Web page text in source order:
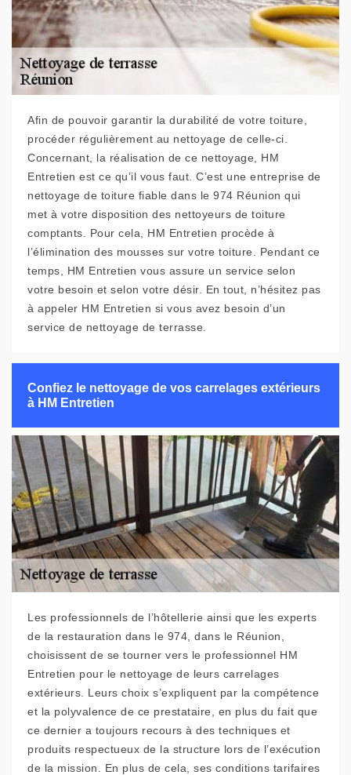
Afin de pouvoir garantir la durabilité de votre toiture,
procéder régulièrement au nettoyage de celle-ci.
Concernant, la réalisation de ce nettoyage, HM
Entretien est ce qu’il vous faut. C’est une entreprise de
nettoyage de toiture fiable dans le 974 Réunion qui
met à votre disposition des nettoyeurs de toiture
comptants. Pour cela, HM Entretien procède à
l’élimination des mousses sur votre toiture. Pendant ce
temps, HM Entretien vous assure un service selon
votre besoin et selon votre désir. En tout, n’hésitez pas
à appeler HM Entretien si vous avez besoin d’un
service de nettoyage de terrasse.
Confiez le nettoyage de vos carrelages extérieurs
à HM Entretien
Les professionnels de l’hôtellerie ainsi que les experts
de la restauration dans le 974, dans le Réunion,
choisissent de se tourner vers le professionnel HM
Entretien pour le nettoyage de leurs carrelages
extérieurs. Leurs choix s’expliquent par la compétence
et la polyvalence de ce prestataire, en plus du fait que
ce dernier a toujours recours à des techniques et
produits respectueux de la structure lors de l’exécution
de la mission. En plus de cela, ses conditions tarifaires